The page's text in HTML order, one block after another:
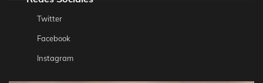
Twitter
Facebook
Instagram